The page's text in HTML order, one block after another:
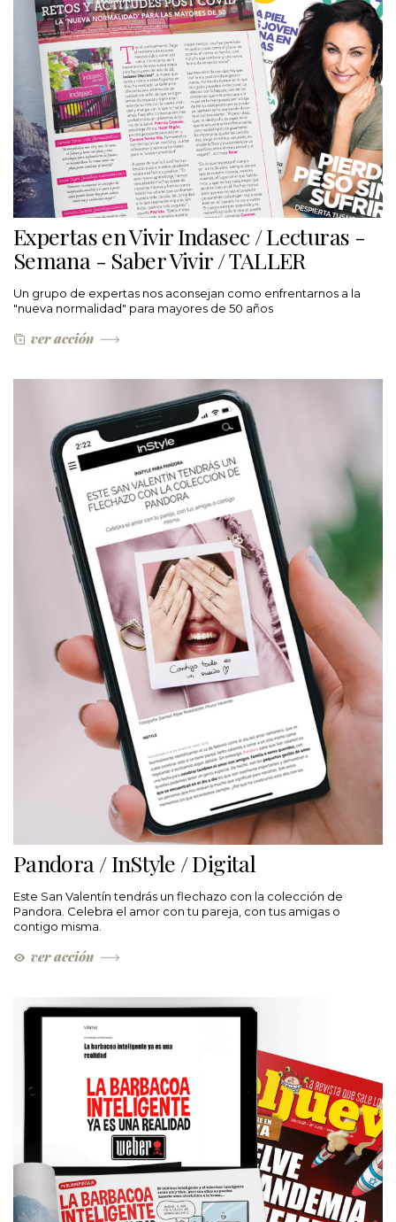
Expertas en Vivir Indasec / Lecturas -
Semana - Saber Vivir / TALLER
Un grupo de expertas nos aconsejan como enfrentarnos a la
"nueva normalidad" para mayores de 50 años
ver acción
Pandora / InStyle / Digital
Este San Valentín tendrás un flechazo con la colección de
Pandora. Celebra el amor con tu pareja, con tus amigas o
contigo misma.
ver acción